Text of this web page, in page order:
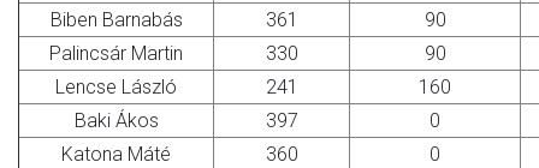
Biben Barnabás
361
90
Palincsár Martin
330
90
Lencse László
241
160
Baki Ákos
397
0
Katona Máté
360
0